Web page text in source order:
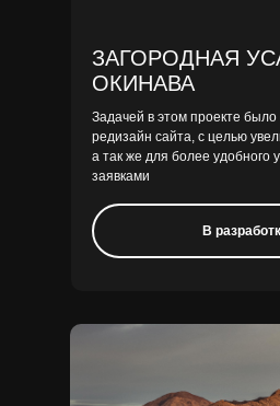
ЗАГОРОДНАЯ
ОКИНАВА
Задачей в этом проекте
редизайн сайта, с целью
а так же для более удобного
заявками
В